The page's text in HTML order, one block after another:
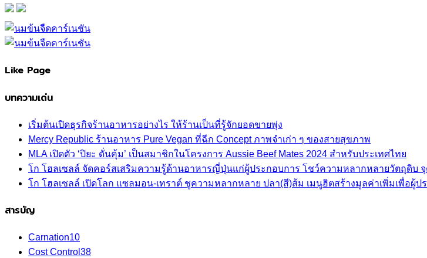
Like Page
บทความเด่น
เริ่มต้นเปิดธุรกิจร้านอาหารอย่างไร ให้ร้านเป็นที่รู้จักยอดขายพุ่ง
Mercy Republic ร้านอาหาร Pure Vegan ที่ฉีก Concept ภาพจำเก่า ๆ ของสายสุขภาพ
MLA เปิดตัว ‘ปิยะ ดั่นคุ้ม’ เป็นสมาชิกในโครงการ Aussie Beef Mates 2024 สำหรับประเทศไทย
โก โฮลเซลล์ จัดคอร์สเสริมความรู้ด้านอาหารญี่ปุ่นแก่ผู้ประกอบการ โชว์ความหลากหลายวัตถุดิบ
โก โฮลเซลล์ เปิดโลก แซลมอน-เทราต์ ชูความหลากหลาย ปลา(สี)ส้ม เมนูฮิตสร้างมูลค่าเพิ่มเพื่อผู้ป
สารบัญ
Carnation10
Cost Control 38